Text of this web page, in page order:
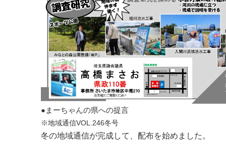
●まーちゃんの県への提言
※地域通信VOL.246冬号
冬の地域通信が完成して、配布を始めました。